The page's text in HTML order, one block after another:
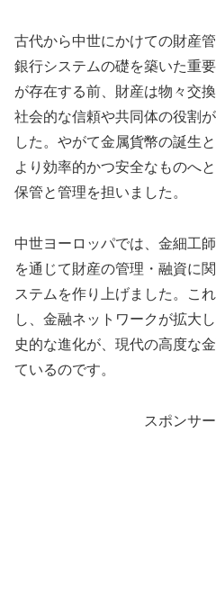
古代から中世にかけての財産
銀行システムの礎を築いた重
が存在する前、財産は物々交
社会的な信頼や共同体の役割
した。やがて金属貨幣の誕生
より効率的かつ安全なものへ
保管と管理を担いました。
中世ヨーロッパでは、金細工
を通じて財産の管理・融資に
ステムを作り上げました。こ
し、金融ネットワークが拡大
史的な進化が、現代の高度な
ているのです。
スポンサ